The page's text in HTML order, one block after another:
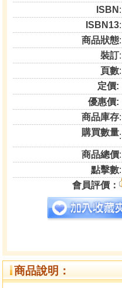
ISBN
ISBN13
商品狀態
裝訂
頁數
定價:
優惠價:
商品庫存
購買數量:
商品總價:
點擊數
會員評價：
商品說明：